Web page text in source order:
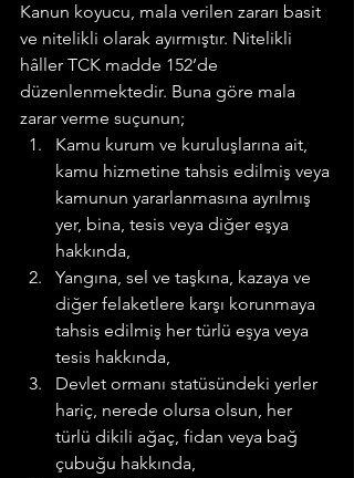
Kanun koyucu, mala verilen zararı basit
ve nitelikli olarak ayırmıştır. Nitelikli
hâller TCK madde 152’de
düzenlenmektedir. Buna göre mala
zarar verme suçunun;
Kamu kurum ve kuruluşlarına ait,
kamu hizmetine tahsis edilmiş veya
kamunun yararlanmasına ayrılmış
yer, bina, tesis veya diğer eşya
hakkında,
Yangına, sel ve taşkına, kazaya ve
diğer felaketlere karşı korunmaya
tahsis edilmiş her türlü eşya veya
tesis hakkında,
Devlet ormanı statüsündeki yerler
hariç, nerede olursa olsun, her
türlü dikili ağaç, fidan veya bağ
çubuğu hakkında,